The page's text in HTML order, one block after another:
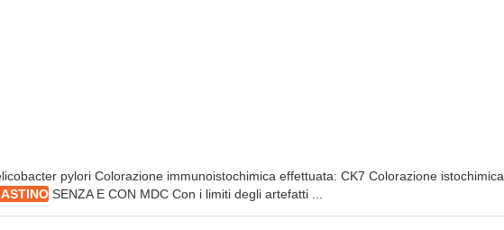
pylori Colorazione immunoistochimica effettuata: CK7 Colorazione istochimica
SENZA E CON MDC Con i limiti degli artefatti ...